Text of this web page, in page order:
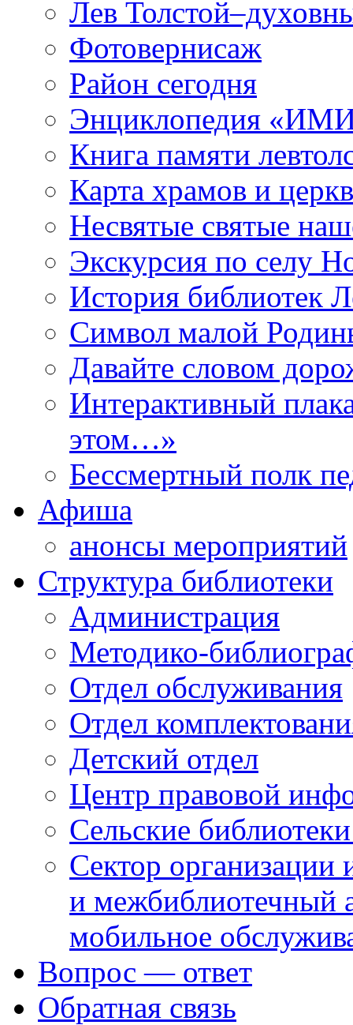
Лев
Фотовернисаж
Район сегодня
Энциклопедия «ИМИ
Книга памяти
Карта храмов и
Несвятые святые
Экскурсия по селу
История библиотек
Символ малой
Давайте словом
Интерактивный
этом…»
Бессмертный полк
Афиша
анонсы мероприятий
Структура библиотеки
Администрация
Методико-
Отдел обслуживания
Отдел
Детский отдел
Центр правовой
Сельские
Сектор организации
и межбиблиотечный
мобильное
Вопрос — ответ
Обратная связь